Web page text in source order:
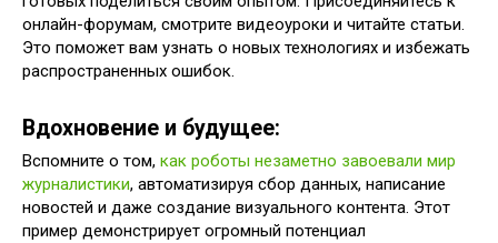
онлайн-форумам, смотрите видеоуроки и читайте статьи.
Это поможет вам узнать о новых технологиях и избежать
распространенных ошибок.
Вдохновение и будущее:
Вспомните о том, как роботы незаметно завоевали мир
журналистики, автоматизируя сбор данных, написание
новостей и даже создание визуального контента. Этот
пример демонстрирует огромный потенциал